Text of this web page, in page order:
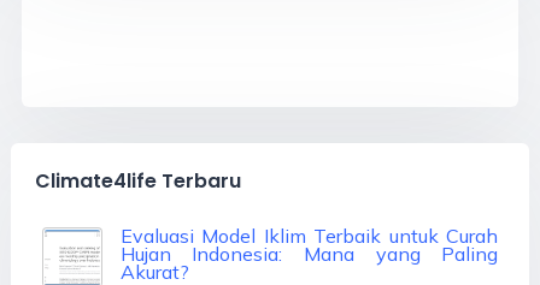
Climate4life Terbaru
Evaluasi Model Iklim Terbaik untuk Curah
Hujan Indonesia: Mana yang Paling
Akurat?